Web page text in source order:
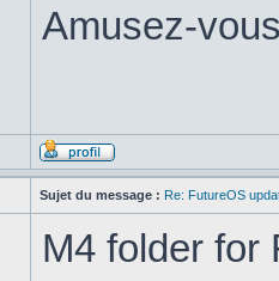
Amusez-
Sujet du message : Re: FutureOS
M4 folder for